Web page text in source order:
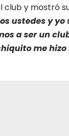
club y mostró
ustedes y
a ser un
me hizo